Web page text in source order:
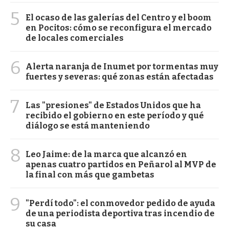
5
El ocaso de las galerías del Centro y el boom
en Pocitos: cómo se reconfigura el mercado
de locales comerciales
6
Alerta naranja de Inumet por tormentas muy
fuertes y severas: qué zonas están afectadas
7
Las "presiones" de Estados Unidos que ha
recibido el gobierno en este período y qué
diálogo se está manteniendo
8
Leo Jaime: de la marca que alcanzó en
apenas cuatro partidos en Peñarol al MVP de
la final con más que gambetas
9
"Perdí todo": el conmovedor pedido de ayuda
de una periodista deportiva tras incendio de
su casa